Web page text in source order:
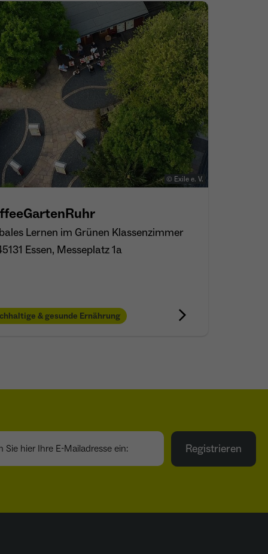
© Exile e. V.
Lernen im Grünen Klassenzimmer
Essen, Messeplatz 1a
& gesunde Ernährung
hier Ihre E-Mailadresse ein:
Registrieren